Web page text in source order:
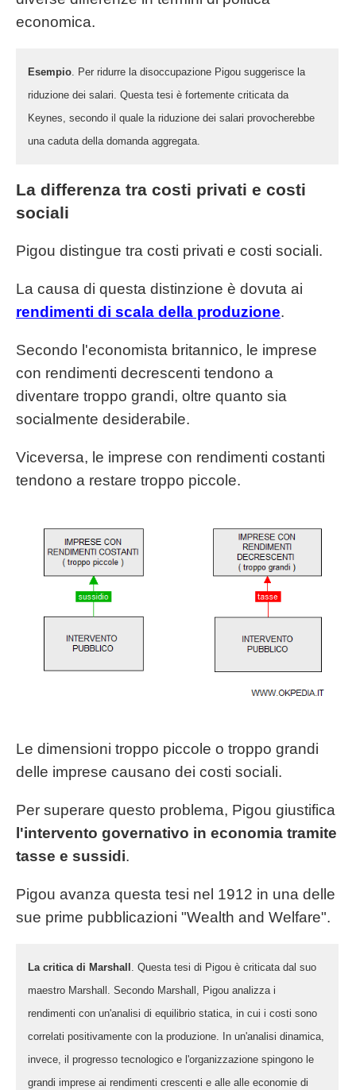
economica.
Esempio . Per ridurre la disoccupazione Pigou suggerisce la
riduzione dei salari. Questa tesi è fortemente criticata da
Keynes, secondo il quale la riduzione dei salari provocherebbe
una caduta della domanda aggregata.
La differenza tra costi privati e costi
sociali
Pigou distingue tra costi privati e costi sociali.
La causa di questa distinzione è dovuta ai
rendimenti di scala della produzione.
Secondo l'economista britannico, le imprese
con rendimenti decrescenti tendono a
diventare troppo grandi, oltre quanto sia
socialmente desiderabile.
Viceversa, le imprese con rendimenti costanti
tendono a restare troppo piccole.
Le dimensioni troppo piccole o troppo grandi
delle imprese causano dei costi sociali.
Per superare questo problema, Pigou giustifica
l'intervento governativo in economia tramite
tasse e sussidi.
Pigou avanza questa tesi nel 1912 in una delle
sue prime pubblicazioni "Wealth and Welfare".
La critica di Marshall . Questa tesi di Pigou è criticata dal suo
maestro Marshall. Secondo Marshall, Pigou analizza i
rendimenti con un'analisi di equilibrio statica, in cui i costi sono
correlati positivamente con la produzione. In un'analisi dinamica,
invece, il progresso tecnologico e l'organizzazione spingono le
grandi imprese ai rendimenti crescenti e alle alle economie di